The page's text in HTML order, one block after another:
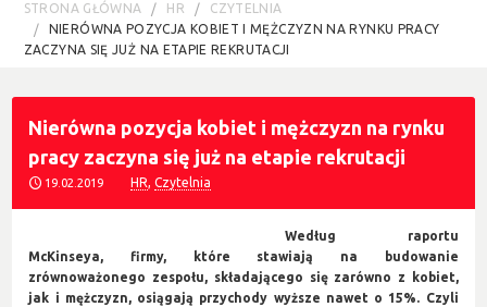
STRONA GŁÓWNA HR
CZYTELNIA
NIERÓWNA POZYCJA KOBIET I MĘŻCZYZN NA RYNKU PRACY
ZACZYNA SIĘ JUŻ NA ETAPIE REKRUTACJI
Nierówna pozycja kobiet i mężczyzn na rynku
pracy zaczyna się już na etapie rekrutacji
19.02.2019 HR,Czytelnia
Według raportu
McKinseya, firmy, które stawiają na budowanie
zrównoważonego zespołu, składającego się zarówno z kobiet,
jak i mężczyzn, osiągają przychody wyższe nawet o 15%. Czyli